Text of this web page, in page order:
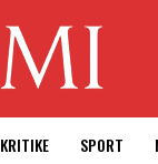
KRITIKE SPORT